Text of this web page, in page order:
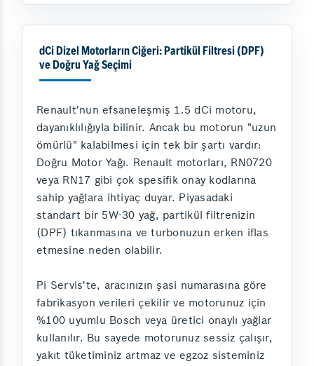
dCi Dizel Motorların Ciğeri: Partikül Filtresi (DPF)
ve Doğru Yağ Seçimi
Renault'nun efsaneleşmiş 1.5 dCi motoru,
dayanıklılığıyla bilinir. Ancak bu motorun "uzun
ömürlü" kalabilmesi için tek bir şartı vardır:
Doğru Motor Yağı. Renault motorları, RN0720
veya RN17 gibi çok spesifik onay kodlarına
sahip yağlara ihtiyaç duyar. Piyasadaki
standart bir 5W-30 yağ, partikül filtrenizin
(DPF) tıkanmasına ve turbonuzun erken iflas
etmesine neden olabilir.
Pi Servis'te, aracınızın şasi numarasına göre
fabrikasyon verileri çekilir ve motorunuz için
%100 uyumlu Bosch veya üretici onaylı yağlar
kullanılır. Bu sayede motorunuz sessiz çalışır,
yakıt tüketiminiz artmaz ve egzoz sisteminiz